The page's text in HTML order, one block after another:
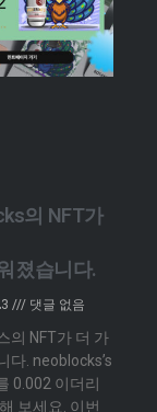
의 NFT가
졌습니다.
댓글 없음
의 NFT가 더 가
다. neoblocks’s
0.002 이더리
보세요. 이번